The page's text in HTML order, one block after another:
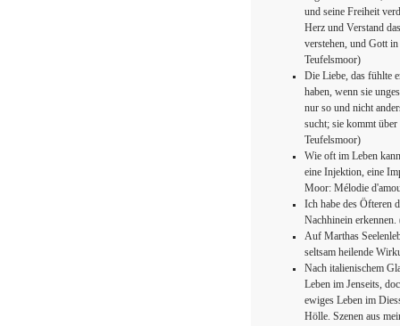
und seine Freiheit
Herz und Verstand
verstehen, und Gott
Teufelsmoor)
Die Liebe, das fühlte
haben, wenn sie
nur so und nicht
sucht; sie kommt
Teufelsmoor)
Wie oft im Leben
eine Injektion, eine
Moor: Mélodie
Ich habe des Öfteren
Nachhinein
Auf Marthas
seltsam heilende
Nach italienischem
Leben im Jenseits,
ewiges Leben im
Hölle. Szenen aus